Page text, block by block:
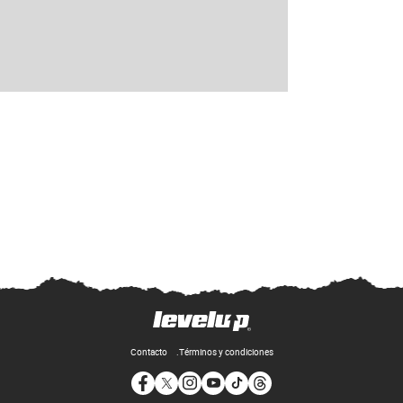
Contacto Términos y condiciones
Opens in new window
Opens in new window
Opens in new window
Opens in new window
Opens in new window
Opens in new window